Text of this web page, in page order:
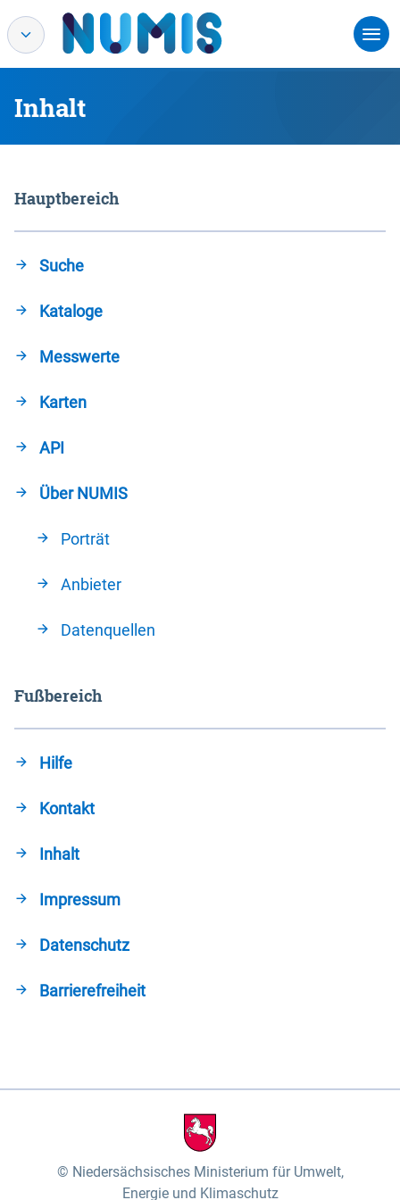
Inhalt
Hauptbereich
Suche
Kataloge
Messwerte
Karten
API
Über NUMIS
Porträt
Anbieter
Datenquellen
Fußbereich
Hilfe
Kontakt
Inhalt
Impressum
Datenschutz
Barrierefreiheit
Niedersächsisches Ministerium für Umwelt,
Energie und Klimaschutz